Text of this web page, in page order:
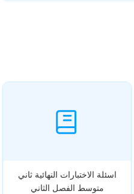
اسئلة الاختبارات النهائية ثاني
متوسط الفصل الثاني